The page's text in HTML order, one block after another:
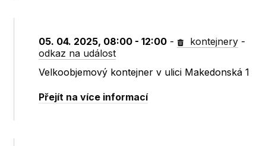
05. 04. 2025, 08:00 - 12:00 - kontejnery -
odkaz na událost
Velkoobjemový kontejner v ulici Makedonská 1
Přejít na více informací